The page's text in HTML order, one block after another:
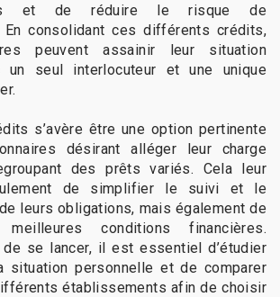
et de réduire le risque de
En consolidant ces différents crédits,
peuvent assainir leur situation
un seul interlocuteur et une unique
s’avère être une option pertinente
désirant alléger leur charge
des prêts variés. Cela leur
de simplifier le suivi et le
leurs obligations, mais également de
conditions financières.
de se lancer, il est essentiel d’étudier
situation personnelle et de comparer
établissements afin de choisir